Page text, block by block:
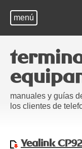
menú
manuales y guías
los clientes de
Yealink